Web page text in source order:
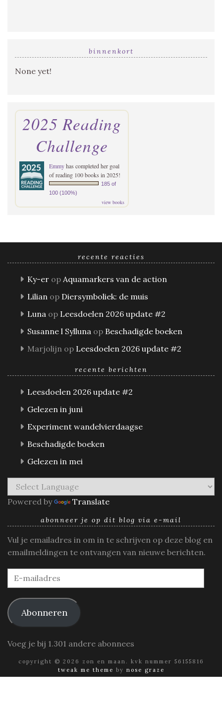
binnenkort
None yet!
2025 Reading
Challenge
Emmyhas completed her goal
of reading 100 books in 2025!
185 of
100 (100%)
view books
recente reacties
Ky-er op Aquamarkers van de action
Lilian op Diersymboliek: de muis
Luna op Leesdoelen 2026 update #2
Susanne l Sylluna op Beschadigde boeken
Marjolijn op Leesdoelen 2026 update #2
recente berichten
Leesdoelen 2026 update #2
Gelezen in juni
Experiment wandelvierdaagse
Beschadigde boeken
Gelezen in mei
Powered by Translate
abonneer je op dit blog via e-mail
Vul je emailadres in om in te schrijven op deze blog en
emailmeldingen te ontvangen van nieuwe berichten.
E-
mailadres
Abonneren
Voeg je bij 1.301 andere abonnees
copyright © 2026 zon en maan. kvk nummer 56155816
tweak me theme by nose graze